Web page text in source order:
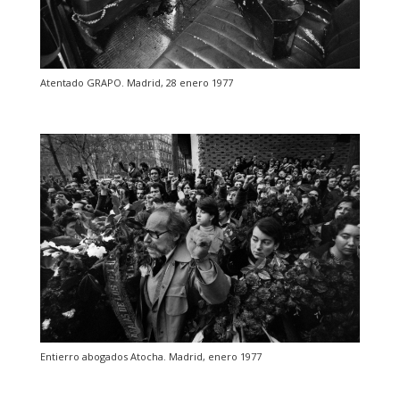
Atentado GRAPO. Madrid, 28 enero 1977
Entierro abogados Atocha. Madrid, enero 1977